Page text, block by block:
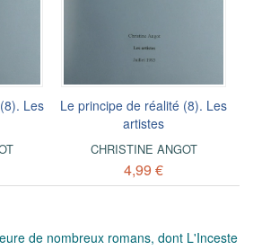
Les
Le principe de réalité (8). Les
artistes
CHRISTINE ANGOT
4,99 €
de nombreux romans, dont L'Inceste